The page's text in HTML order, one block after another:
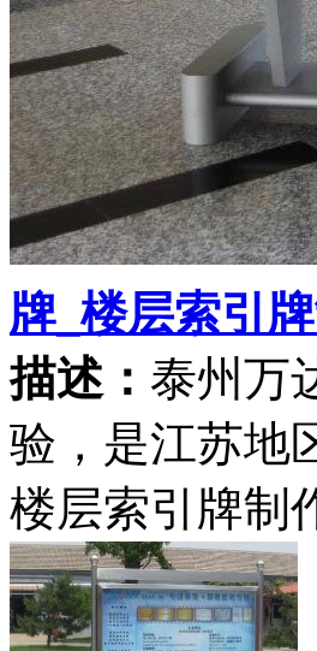
牌_楼层索引
描述： 泰州万
验，是江苏地
楼层索引牌制